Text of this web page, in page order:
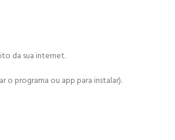
da sua internet.
o programa ou app para instalar).